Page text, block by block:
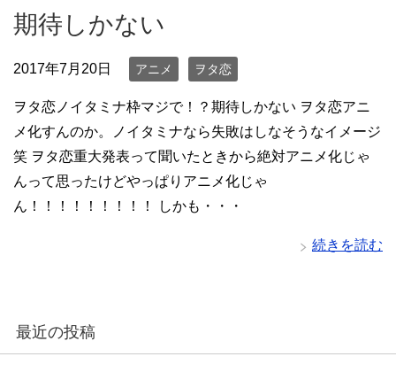
期待しかない
2017年7月20日 アニメ ヲタ恋
ヲタ恋ノイタミナ枠マジで！？期待しかない ヲタ恋アニ
メ化すんのか。ノイタミナなら失敗はしなそうなイメージ
笑 ヲタ恋重大発表って聞いたときから絶対アニメ化じゃ
んって思ったけどやっぱりアニメ化じゃ
ん！！！！！！！！！ しかも・・・
続きを読む
最近の投稿